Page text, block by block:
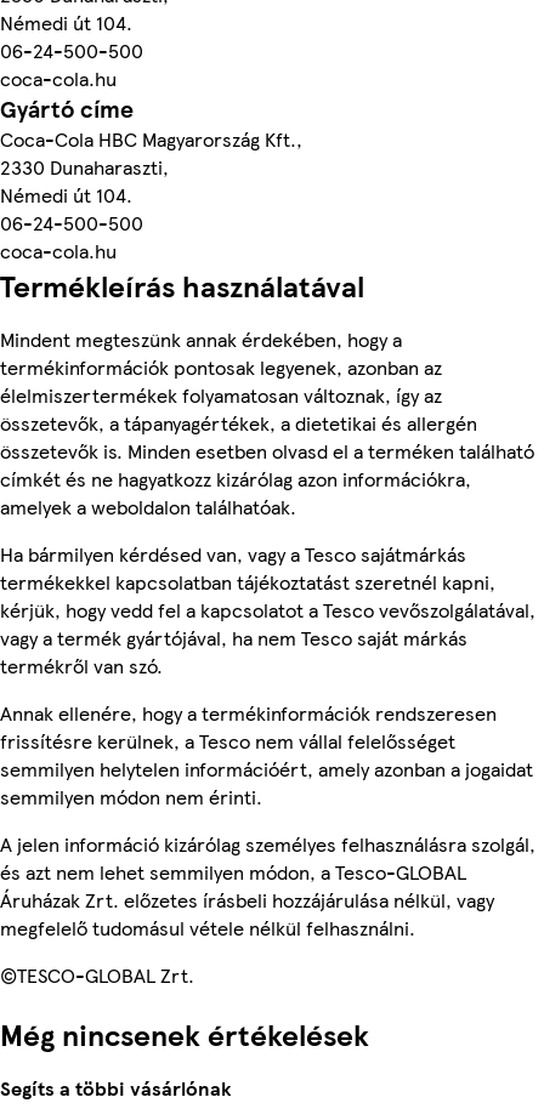
Némedi út 104.
06-24-500-500
coca-cola.hu
Gyártó címe
Coca-Cola HBC Magyarország Kft.,
2330 Dunaharaszti,
Némedi út 104.
06-24-500-500
coca-cola.hu
Termékleírás használatával
Mindent megteszünk annak érdekében, hogy a
termékinformációk pontosak legyenek, azonban az
élelmiszertermékek folyamatosan változnak, így az
összetevők, a tápanyagértékek, a dietetikai és allergén
összetevők is. Minden esetben olvasd el a terméken található
címkét és ne hagyatkozz kizárólag azon információkra,
amelyek a weboldalon találhatóak.
Ha bármilyen kérdésed van, vagy a Tesco sajátmárkás
termékekkel kapcsolatban tájékoztatást szeretnél kapni,
kérjük, hogy vedd fel a kapcsolatot a Tesco vevőszolgálatával,
vagy a termék gyártójával, ha nem Tesco saját márkás
termékről van szó.
Annak ellenére, hogy a termékinformációk rendszeresen
frissítésre kerülnek, a Tesco nem vállal felelősséget
semmilyen helytelen információért, amely azonban a jogaidat
semmilyen módon nem érinti.
A jelen információ kizárólag személyes felhasználásra szolgál,
és azt nem lehet semmilyen módon, a Tesco-GLOBAL
Áruházak Zrt. előzetes írásbeli hozzájárulása nélkül, vagy
megfelelő tudomásul vétele nélkül felhasználni.
©TESCO-GLOBAL Zrt.
Még nincsenek értékelések
Segíts a többi vásárlónak